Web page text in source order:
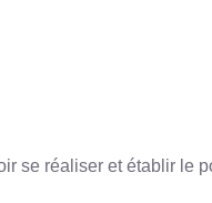
se réaliser et établir le